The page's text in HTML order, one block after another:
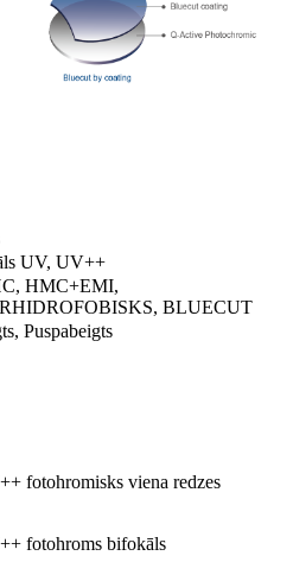
UV, UV++
HMC+EMI,
BLUECUT
Puspabeigts
fotohromisks viena redzes
fotohroms bifokāls